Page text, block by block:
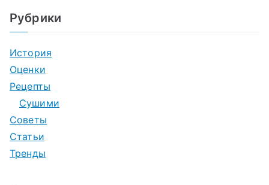
Рубрики
История
Оценки
Рецепты
Сушими
Советы
Статьи
Тренды